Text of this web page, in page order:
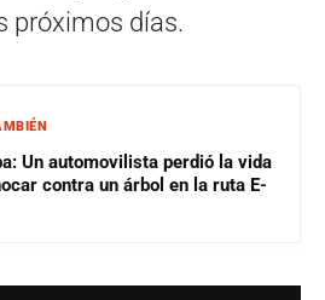
próximos días.
Un automovilista perdió la vida
contra un árbol en la ruta E-